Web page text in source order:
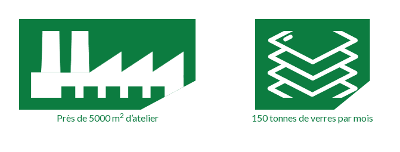
Près de 5000 m2 d’atelier 150 tonnes de verres par mois